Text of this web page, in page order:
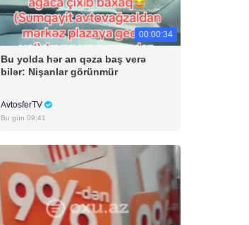
00:00:34
Bu yolda hər an qəza baş verə
bilər: Nişanlar görünmür
AvtosferTV
Bu gün 09:41